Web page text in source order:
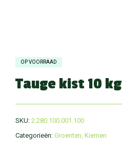
OP VOORRAAD
Tauge kist 10 kg
SKU: 2.280.100.001.100
Categorieën: Groenten Kiemen